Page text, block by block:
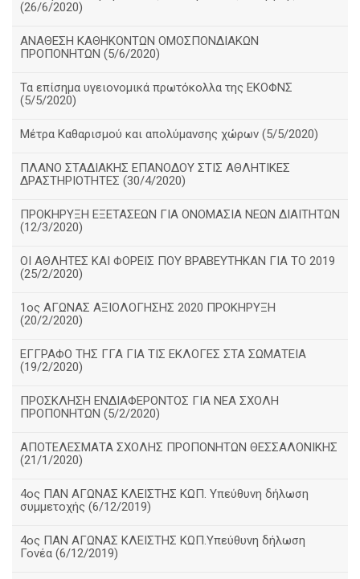
(26/6/2020)
ΑΝΑΘΕΣΗ ΚΑΘΗΚΟΝΤΩΝ ΟΜΟΣΠΟΝΔΙΑΚΩΝ
ΠΡΟΠΟΝΗΤΩΝ (5/6/2020)
Τα επίσημα υγειονομικά πρωτόκολλα της ΕΚΟΦΝΣ
(5/5/2020)
Μέτρα Καθαρισμού και απολύμανσης χώρων (5/5/2020)
ΠΛΑΝΟ ΣΤΑΔΙΑΚΗΣ ΕΠΑΝΟΔΟΥ ΣΤΙΣ ΑΘΛΗΤΙΚΕΣ
ΔΡΑΣΤΗΡΙΟΤΗΤΕΣ (30/4/2020)
ΠΡΟΚΗΡΥΞΗ ΕΞΕΤΑΣΕΩΝ ΓΙΑ ΟΝΟΜΑΣΙΑ ΝΕΩΝ ΔΙΑΙΤΗΤΩΝ
(12/3/2020)
ΟΙ ΑΘΛΗΤΕΣ ΚΑΙ ΦΟΡΕΙΣ ΠΟΥ ΒΡΑΒΕΥΤΗΚΑΝ ΓΙΑ ΤΟ 2019
(25/2/2020)
1ος ΑΓΩΝΑΣ ΑΞΙΟΛΟΓΗΣΗΣ 2020 ΠΡΟΚΗΡΥΞΗ
(20/2/2020)
ΕΓΓΡΑΦΟ ΤΗΣ ΓΓΑ ΓΙΑ ΤΙΣ ΕΚΛΟΓΕΣ ΣΤΑ ΣΩΜΑΤΕΙΑ
(19/2/2020)
ΠΡΟΣΚΛΗΣΗ ΕΝΔΙΑΦΕΡΟΝΤΟΣ ΓΙΑ ΝΕΑ ΣΧΟΛΗ
ΠΡΟΠΟΝΗΤΩΝ (5/2/2020)
ΑΠΟΤΕΛΕΣΜΑΤΑ ΣΧΟΛΗΣ ΠΡΟΠΟΝΗΤΩΝ ΘΕΣΣΑΛΟΝΙΚΗΣ
(21/1/2020)
4ος ΠΑΝ ΑΓΩΝΑΣ ΚΛΕΙΣΤΗΣ ΚΩΠ. Υπεύθυνη δήλωση
συμμετοχής (6/12/2019)
4ος ΠΑΝ ΑΓΩΝΑΣ ΚΛΕΙΣΤΗΣ ΚΩΠ.Υπεύθυνη δήλωση
Γονέα (6/12/2019)